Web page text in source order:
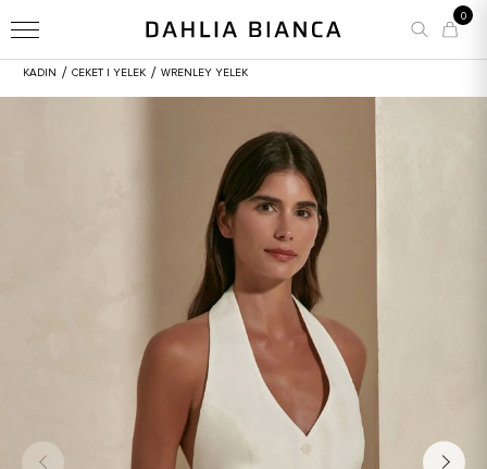
0
KADIN / CEKET I YELEK / WRENLEY YELEK